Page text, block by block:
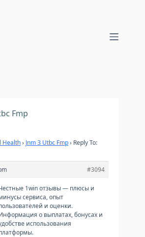
Fmp
Health› Jnm 3 Utbc Fmp› Reply To:
#3094
1win отзывы — плюсы и
сервиса, опыт
и оценки.
о выплатах, бонусах и
использования